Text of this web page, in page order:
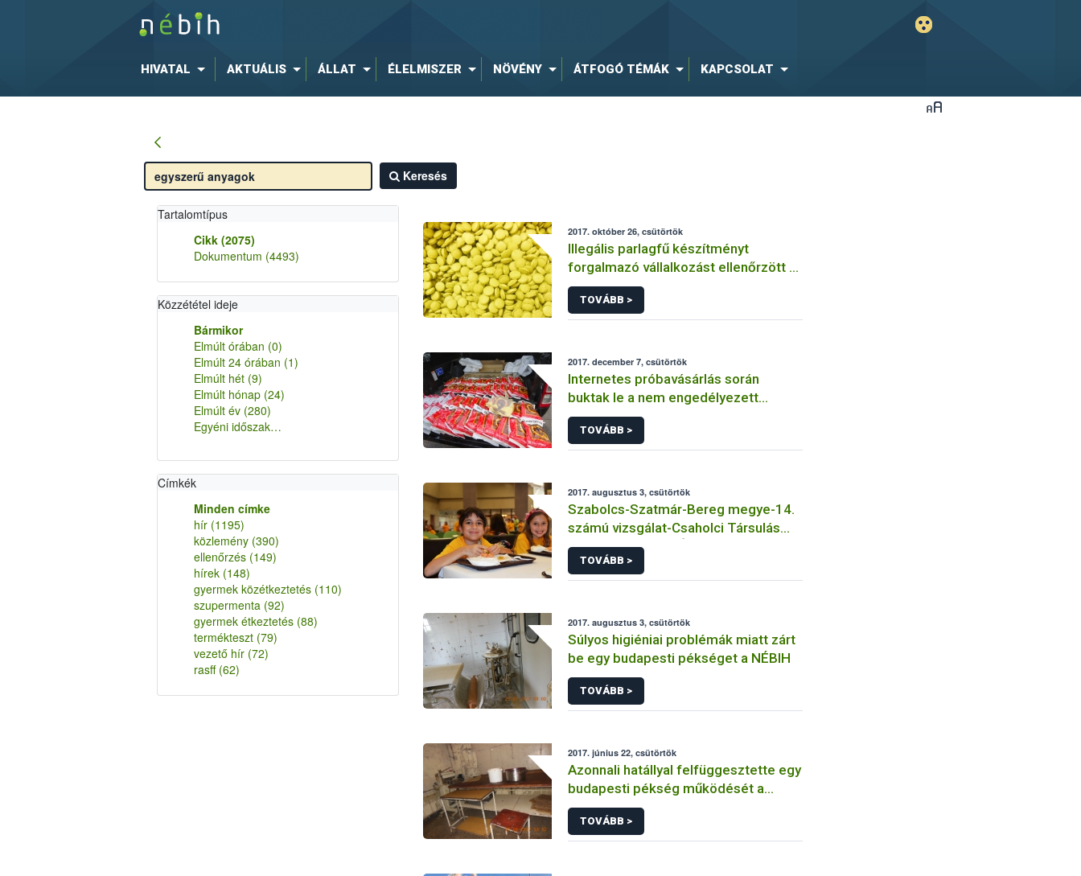
HIVATAL AKTUÁLIS ÁLLAT ÉLELMISZER NÖVÉNY ÁTFOGÓ TÉMÁK KAPCSOLAT
Keresés
Tartalomtípus
Cikk (2075)
Dokumentum (4493)
Közzététel ideje
Bármikor
Elmúlt órában (0)
Elmúlt 24 órában (1)
Elmúlt hét (9)
Elmúlt hónap (24)
Elmúlt év (280)
Egyéni időszak…
Címkék
Minden címke
hír (1195)
közlemény (390)
ellenőrzés (149)
hírek (148)
gyermek közétkeztetés (110)
szupermenta (92)
gyermek étkeztetés (88)
termékteszt (79)
vezető hír (72)
rasff (62)
2017. október 26, csütörtök
Illegális parlagfű készítményt
forgalmazó vállalkozást ellenőrzött a
NÉBIH
TOVÁBB >
2017. december 7, csütörtök
Internetes próbavásárlás során
buktak le a nem engedélyezett
növényvédő szereket forgalmazó
magánszemélyek
TOVÁBB >
2017. augusztus 3, csütörtök
Szabolcs-Szatmár-Bereg megye-14.
számú vizsgálat-Csaholci Társulás
Napköziotthonos Óvoda
Tálalókonyha- Vámosoroszi
TOVÁBB >
2017. augusztus 3, csütörtök
Súlyos higiéniai problémák miatt zárt
be egy budapesti pékséget a NÉBIH
TOVÁBB >
2017. június 22, csütörtök
Azonnali hatállyal felfüggesztette egy
budapesti pékség működését a
NÉBIH
TOVÁBB >